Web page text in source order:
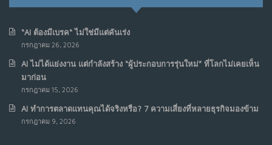
6
7
เมื่อรัฐบาลเริ่มคิดแบบแพลตฟอร์ม : AI กำลังเปลี่ยนรัฐ
ราชการไปตลอดกาล
“AI ต้องมีเบรค“ ไม่ใช่มีแต่คันเร่ง
กรกฎาคม 26, 2026
AI ไม่ได้แย่งงาน แต่กำลังสร้าง “ผู้ประกอบการรุ่นใหม่” ที่โลกไม่เคยเห็น
มาก่อน
กรกฎาคม 15, 2026
AI ทำการตลาดแทนคุณได้จริงหรือ? 7 ความเสี่ยงที่หลายธุรกิจมองข้าม
กรกฎาคม 9, 2026